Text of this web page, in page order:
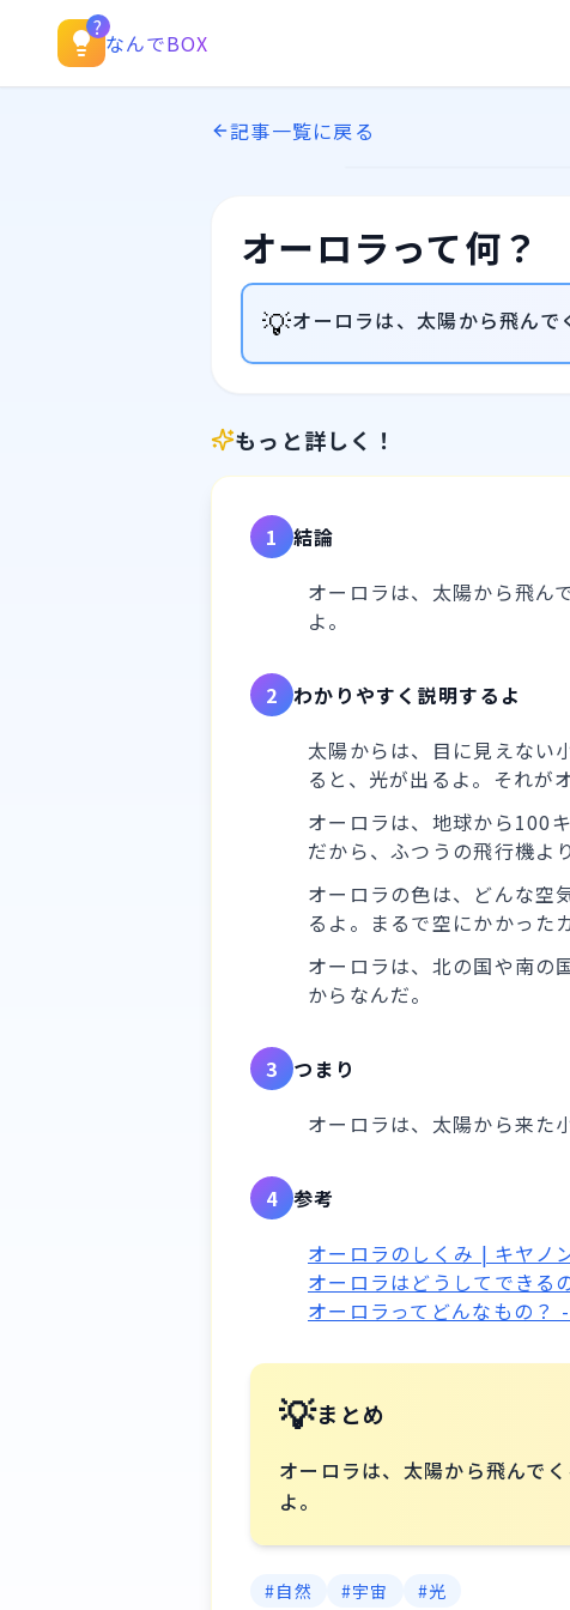
?
なんでBOX
記事一覧に戻る
オーロラって何？
💡オーロラは、太陽から飛んで
もっと詳しく！
1
結論
オーロラは、太陽から飛ん
よ。
2 わかりやすく説明するよ
太陽からは、目に見えない
ると、光が出るよ。それが
オーロラは、地球から100
だから、ふつうの飛行機よ
オーロラの色は、どんな空
るよ。まるで空にかかった
オーロラは、北の国や南の
からなんだ。
3
つまり
オーロラは、太陽から来た
4 参考
オーロラのしくみ | キヤノ
オーロラはどうしてできる
オーロラってどんなもの？
💡まとめ
オーロラは、太陽から飛んで
よ。
#自然 #宇宙 #光